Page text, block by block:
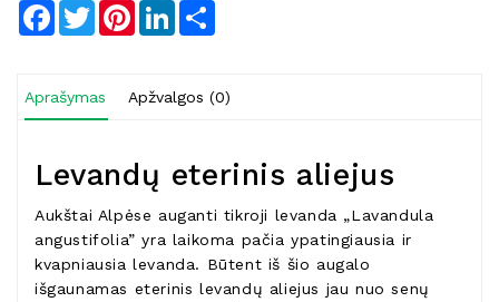
Facebook
TwitterPinterestLinkedIn
Aprašymas Apžvalgos (0)
Levandų eterinis aliejus
Aukštai Alpėse auganti tikroji levanda „Lavandula
angustifolia” yra laikoma pačia ypatingiausia ir
kvapniausia levanda. Būtent iš šio augalo
išgaunamas eterinis levandų aliejus jau nuo senų